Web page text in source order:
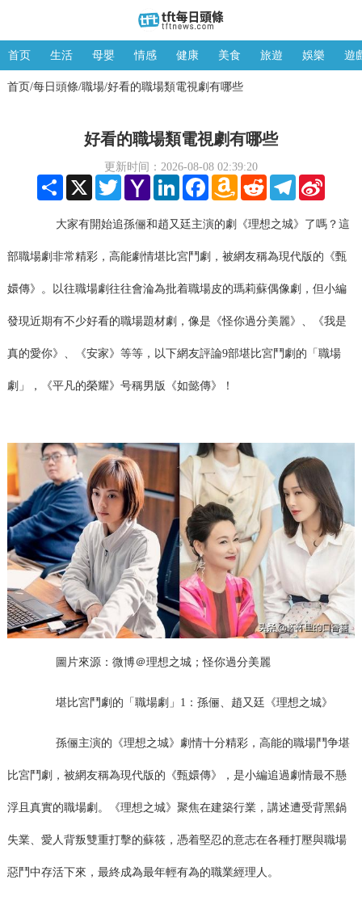
首页 生活 母嬰 情感 健康 美食 旅遊 娛樂 遊
首页/每日頭條/職場/好看的職場類電視劇有哪些
好看的職場類電視劇有哪些
更新时间：2026-08-08 02:39:20
Share X TwitterYahoo
Mail
LinkedInFacebookAmazon
Wish
RedditTelegramSina
大家有開始追孫俪和趙又廷主演的劇《理想之城》了嗎？這
部職場劇非常精彩，高能劇情堪比宮鬥劇，被網友稱為現代版的《甄
嬛傳》。以往職場劇往往會淪為批着職場皮的瑪莉蘇偶像劇，但小編
發現近期有不少好看的職場題材劇，像是《怪你過分美麗》、《我是
真的愛你》、《安家》等等，以下網友評論9部堪比宮鬥劇的「職場
劇」，《平凡的榮耀》号稱男版《如懿傳》！
圖片來源：微博＠理想之城；怪你過分美麗
堪比宮鬥劇的「職場劇」1：孫俪、趙又廷《理想之城》
孫俪主演的《理想之城》劇情十分精彩，高能的職場鬥争堪
比宮鬥劇，被網友稱為現代版的《甄嬛傳》，是小編追過劇情最不懸
浮且真實的職場劇。《理想之城》聚焦在建築行業，講述遭受背黑鍋
失業、愛人背叛雙重打擊的蘇筱，憑着堅忍的意志在各種打壓與職場
惡鬥中存活下來，最終成為最年輕有為的職業經理人。